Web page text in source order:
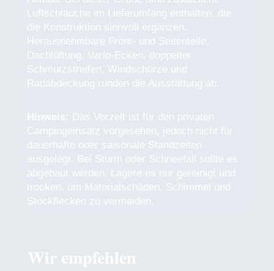
Luftschläuche im Lieferumfang enthalten, die
die Konstruktion sinnvoll ergänzen.
Herausnehmbare Front- und Seitenteile,
Dachlüftung, Vario-Ecken, doppelter
Schmutzstreifen, Windschürze und
Radabdeckung runden die Ausstattung ab.
Hinweis: Das Vorzelt ist für den privaten
Campingeinsatz vorgesehen, jedoch nicht für
dauerhafte oder saisonale Standzeiten
ausgelegt. Bei Sturm oder Schneefall sollte es
abgebaut werden. Lagere es nur gereinigt und
trocken, um Materialschäden, Schimmel und
Stockflecken zu vermeiden.
Produktgalerie überspringen
Wir empfehlen